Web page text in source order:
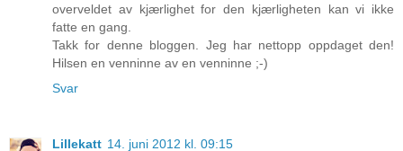
overveldet av kjærlighet for den kjærligheten kan vi ikke
fatte en gang.
Takk for denne bloggen. Jeg har nettopp oppdaget den!
Hilsen en venninne av en venninne ;-)
Svar
Lillekatt 14. juni 2012 kl. 09:15